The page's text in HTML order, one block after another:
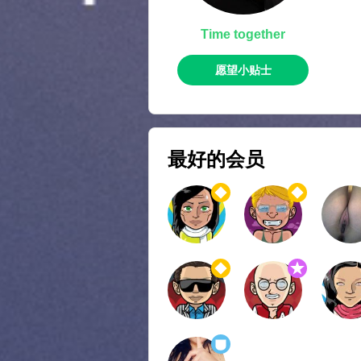
Time together
愿望小贴士
最好的会员